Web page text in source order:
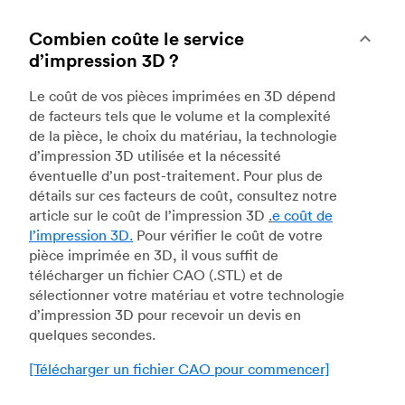
Combien coûte le service
d’impression 3D ?
Le coût de vos pièces imprimées en 3D dépend
de facteurs tels que le volume et la complexité
de la pièce, le choix du matériau, la technologie
d’impression 3D utilisée et la nécessité
éventuelle d’un post-traitement. Pour plus de
détails sur ces facteurs de coût, consultez notre
article sur le coût de l’impression 3D .e coût de
l’impression 3D. Pour vérifier le coût de votre
pièce imprimée en 3D, il vous suffit de
télécharger un fichier CAO (.STL) et de
sélectionner votre matériau et votre technologie
d’impression 3D pour recevoir un devis en
quelques secondes.
[Télécharger un fichier CAO pour commencer]